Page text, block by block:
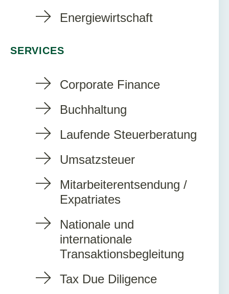
Energiewirtschaft
SERVICES
Corporate Finance
Buchhaltung
Laufende Steuerberatung
Umsatzsteuer
Mitarbeiterentsendung /
Expatriates
Nationale und
internationale
Transaktionsbegleitung
Tax Due Diligence